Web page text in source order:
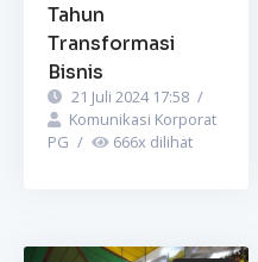
Tahun
Transformasi
Bisnis
21 Juli 2024 17:58 /
Komunikasi Korporat
PG / 666x dilihat